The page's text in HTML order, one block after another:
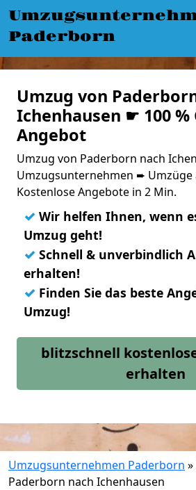
Paderborn
Umzug von
Ichenhausen ☛ 100 %
Angebot
Umzug von Paderborn nach
Umzugsunternehmen ➨ Umzüge
Kostenlose Angebote in 2 Min.
✓ Wir helfen Ihnen, wenn
Umzug geht!
✓ Schnell & unverbindlich
erhalten!
✓ Finden Sie das beste
Umzug!
blitzschnell
erhalten
Umzugsunternehmen Paderborn »
Paderborn nach Ichenhausen